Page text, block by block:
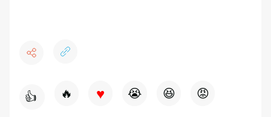
👍 🔥 ♥ 😭 😆 😡